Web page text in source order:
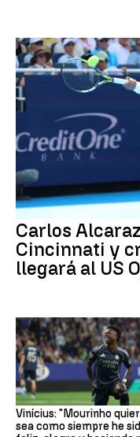
Carlos
Cincinnati y
llegará al US
Vinícius: "Mourinho
sea como siempre he